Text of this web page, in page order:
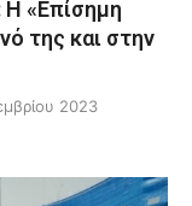
«Επίσημη
της και στην
2023